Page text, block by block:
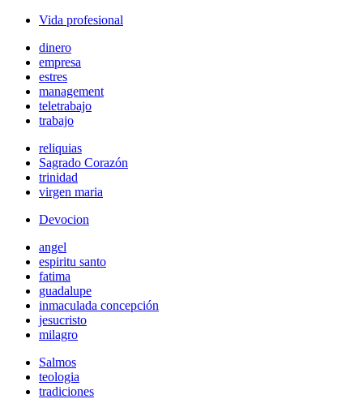
Vida profesional
dinero
empresa
estres
management
teletrabajo
trabajo
reliquias
Sagrado Corazón
trinidad
virgen maria
Devocion
angel
espiritu santo
fatima
guadalupe
inmaculada concepción
jesucristo
milagro
Salmos
teologia
tradiciones